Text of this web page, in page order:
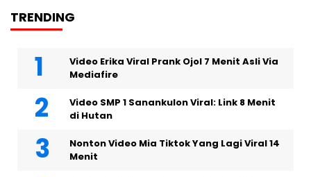
TRENDING
Video Erika Viral Prank Ojol 7 Menit Asli Via
Mediafire
Video SMP 1 Sanankulon Viral: Link 8 Menit
di Hutan
Nonton Video Mia Tiktok Yang Lagi Viral 14
Menit